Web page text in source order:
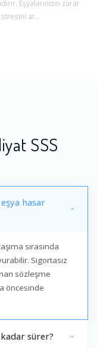
Eşyalarınızın zarar
ar...
SSS
hasar
sırasında
Sigortasız
sözleşme
öncesinde
sürer?